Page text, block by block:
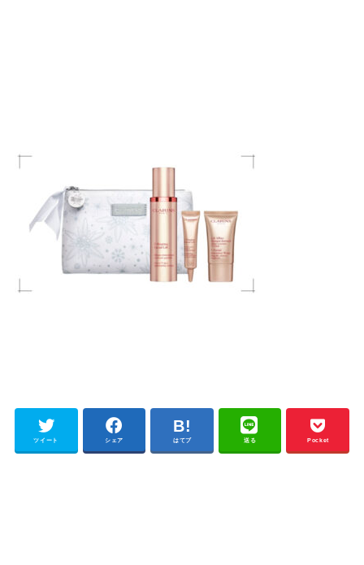
ツイート シェア はてブ 送る Pocket